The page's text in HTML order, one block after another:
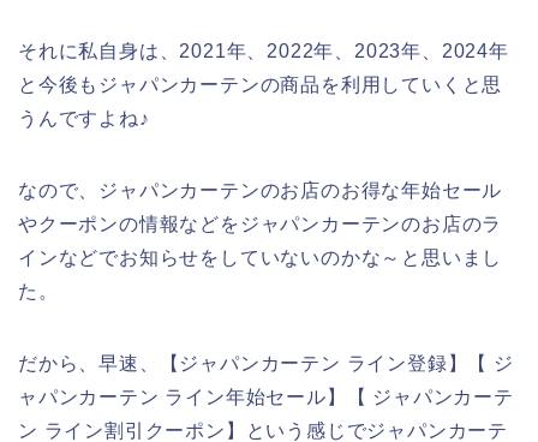
それに私自身は、2021年、2022年、2023年、2024年
と今後もジャパンカーテンの商品を利用していくと思
うんですよね♪
なので、ジャパンカーテンのお店のお得な年始セール
やクーポンの情報などをジャパンカーテンのお店のラ
インなどでお知らせをしていないのかな～と思いまし
た。
だから、早速、【ジャパンカーテン ライン登録】【 ジ
ャパンカーテン ライン年始セール】【 ジャパンカーテ
ン ライン割引クーポン】という感じでジャパンカーテ